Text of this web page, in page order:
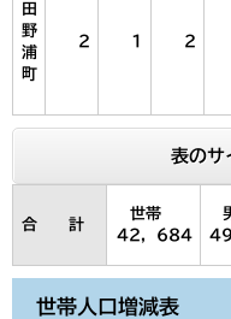
田
野
浦
町
2 1 2
表のサ
合 計
世帯
42，684
世帯人口増減表